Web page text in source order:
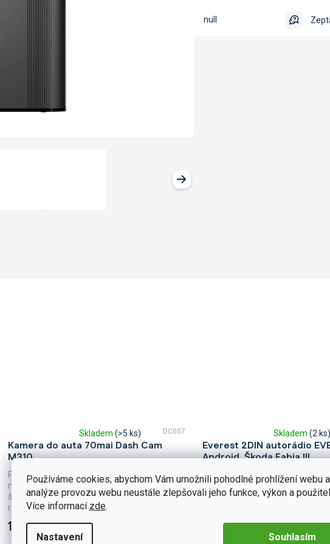
Používáme cookies, abychom Vám umožnili pohodlné prohlížení webu
analýze provozu webu neustále zlepšovali jeho funkce, výkon a
Více informací zde.
Nastavení Souhlasím
null
Kamera do auta 70mai Dash Cam
M310
hodnocení
produktu
je
z
5
Skladem (>5 ks)
1 299 Kč
Palubní kamera 70mai Dash Cam M310 nabízí
nejen ohromující míru detailů, ale také
špičkový kontrast. Kamera je díky svým malým
rozměrům uzpůsobena pro ničím nerušený
DC007
Everest 2DIN autorádio
Android, Škoda Fabia III
hodnocení
produktu
5,0
z
Skladem (2 ks)
8 890 Kč
2DIN autorádio Everest EVE08
III nastavuje nové standardy ve
multimediálních technologií. Na